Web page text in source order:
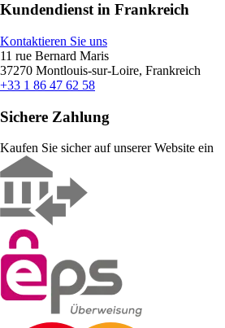
Kundendienst in Frankreich
Kontaktieren Sie uns
11 rue Bernard Maris
37270 Montlouis-sur-Loire, Frankreich
+33 1 86 47 62 58
Sichere Zahlung
Kaufen Sie sicher auf unserer Website ein